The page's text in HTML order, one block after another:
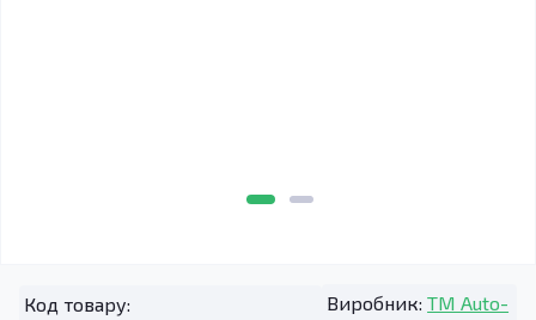
Код товару:
Виробник: TM Auto-